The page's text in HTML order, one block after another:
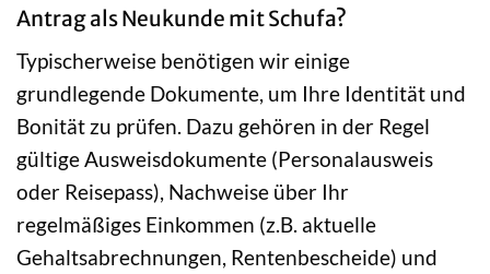
Antrag als Neukunde mit Schufa?
Typischerweise benötigen wir einige
grundlegende Dokumente, um Ihre Identität und
Bonität zu prüfen. Dazu gehören in der Regel
gültige Ausweisdokumente (Personalausweis
oder Reisepass), Nachweise über Ihr
regelmäßiges Einkommen (z.B. aktuelle
Gehaltsabrechnungen, Rentenbescheide) und